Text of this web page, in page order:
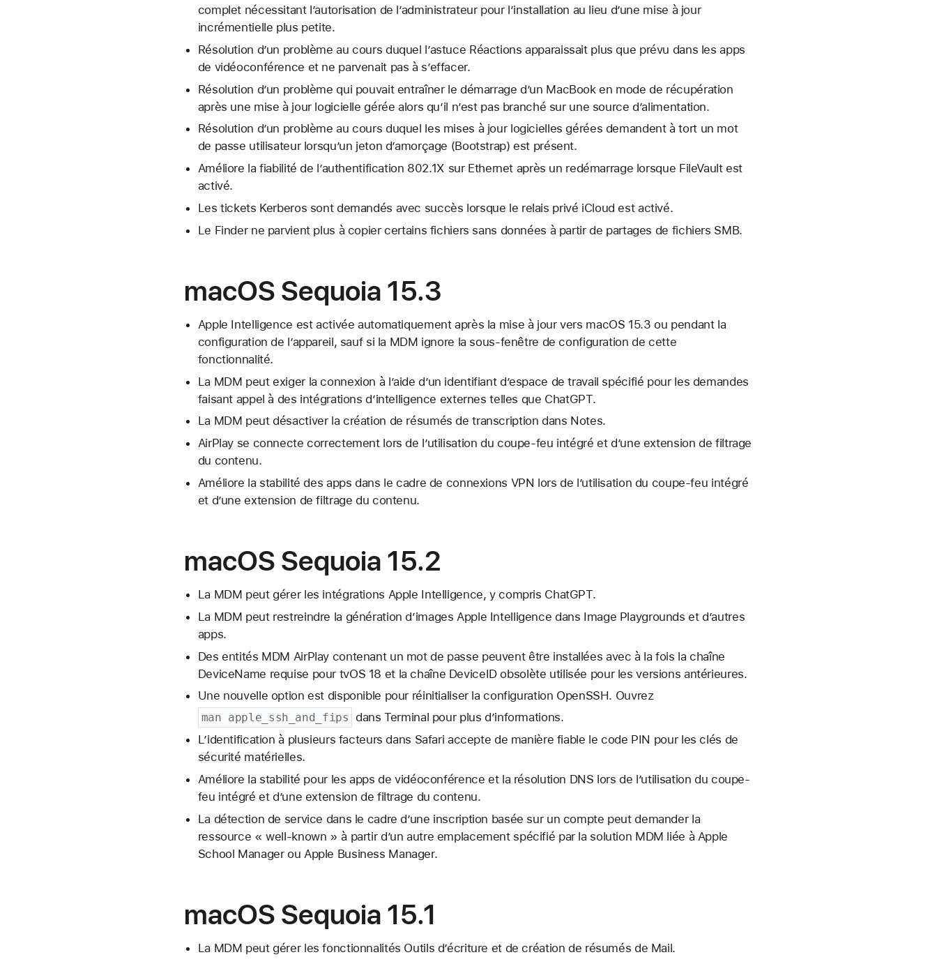
complet nécessitant l’autorisation de l’administrateur pour l’installation au lieu d’une mise à jour
incrémentielle plus petite.
Résolution d’un problème au cours duquel l’astuce Réactions apparaissait plus que prévu dans les apps
de vidéoconférence et ne parvenait pas à s’effacer.
Résolution d’un problème qui pouvait entraîner le démarrage d’un MacBook en mode de récupération
après une mise à jour logicielle gérée alors qu’il n’est pas branché sur une source d’alimentation.
Résolution d’un problème au cours duquel les mises à jour logicielles gérées demandent à tort un mot
de passe utilisateur lorsqu’un jeton d’amorçage (Bootstrap) est présent.
Améliore la fiabilité de l’authentification 802.1X sur Ethernet après un redémarrage lorsque FileVault est
activé.
Les tickets Kerberos sont demandés avec succès lorsque le relais privé iCloud est activé.
Le Finder ne parvient plus à copier certains fichiers sans données à partir de partages de fichiers SMB.
macOS Sequoia 15.3
Apple Intelligence est activée automatiquement après la mise à jour vers macOS 15.3 ou pendant la
configuration de l’appareil, sauf si la MDM ignore la sous-fenêtre de configuration de cette
fonctionnalité.
La MDM peut exiger la connexion à l’aide d’un identifiant d’espace de travail spécifié pour les demandes
faisant appel à des intégrations d’intelligence externes telles que ChatGPT.
La MDM peut désactiver la création de résumés de transcription dans Notes.
AirPlay se connecte correctement lors de l’utilisation du coupe-feu intégré et d’une extension de filtrage
du contenu.
Améliore la stabilité des apps dans le cadre de connexions VPN lors de l’utilisation du coupe-feu intégré
et d’une extension de filtrage du contenu.
macOS Sequoia 15.2
La MDM peut gérer les intégrations Apple Intelligence, y compris ChatGPT.
La MDM peut restreindre la génération d’images Apple Intelligence dans Image Playgrounds et d’autres
apps.
Des entités MDM AirPlay contenant un mot de passe peuvent être installées avec à la fois la chaîne
DeviceName requise pour tvOS 18 et la chaîne DeviceID obsolète utilisée pour les versions antérieures.
Une nouvelle option est disponible pour réinitialiser la configuration OpenSSH. Ouvrez
man apple_ssh_and_fips dans Terminal pour plus d’informations.
L’identification à plusieurs facteurs dans Safari accepte de manière fiable le code PIN pour les clés de
sécurité matérielles.
Améliore la stabilité pour les apps de vidéoconférence et la résolution DNS lors de l’utilisation du coupe-
feu intégré et d’une extension de filtrage du contenu.
La détection de service dans le cadre d’une inscription basée sur un compte peut demander la
ressource « well-known » à partir d’un autre emplacement spécifié par la solution MDM liée à Apple
School Manager ou Apple Business Manager.
macOS Sequoia 15.1
La MDM peut gérer les fonctionnalités Outils d’écriture et de création de résumés de Mail.